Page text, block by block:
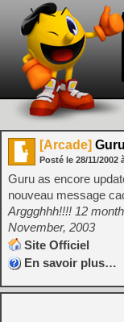
[Arcade]
Posté le 28/11/2002
Guru as encore
nouveau message
Arggghhh!!!! 12
November, 2003
Site Officiel
En savoir plus…